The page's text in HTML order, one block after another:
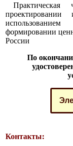
формировании
России
По
Контакты: